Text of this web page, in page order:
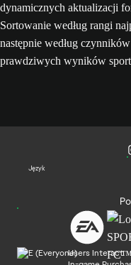
dynamicznych aktualizacji
Sortowanie według rangi
następnie według
prawdziwych wyników
Język
Users Interact